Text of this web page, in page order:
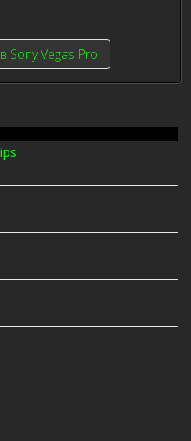
эффекты в Sony Vegas Pro.
Sony Vegas Pro.